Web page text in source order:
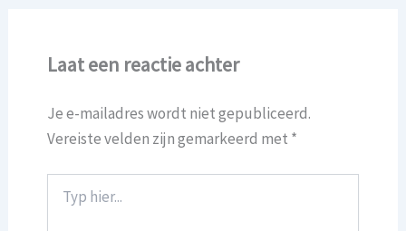
Laat een reactie achter
Je e-mailadres wordt niet gepubliceerd.
Vereiste velden zijn gemarkeerd met *
hier...